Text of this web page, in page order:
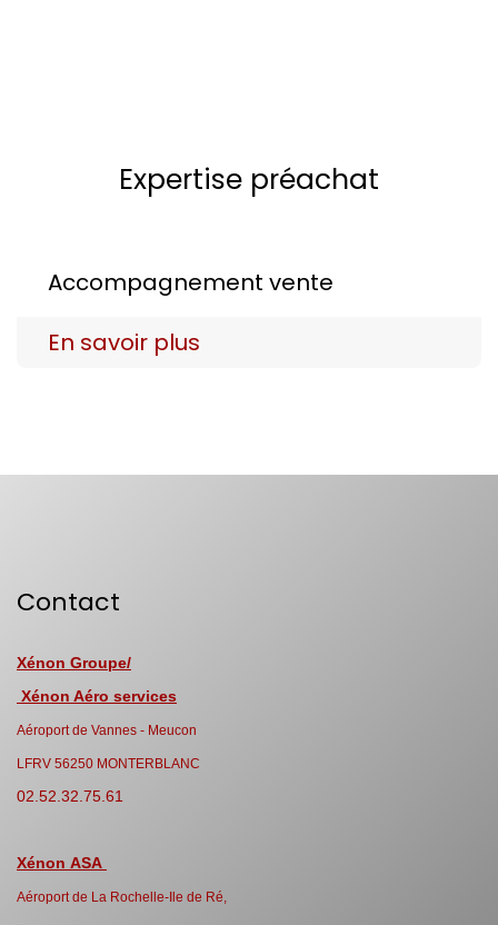
Expertise préachat
Accompagnement vente
En savoir plus
Contact
Xénon Groupe/
Xénon Aéro services
Aéroport de Vannes - Meucon
LFRV 56250 MONTERBLANC
02.52.32.75.61
Xénon ASA
Aéroport de La Rochelle-Ile de Ré,